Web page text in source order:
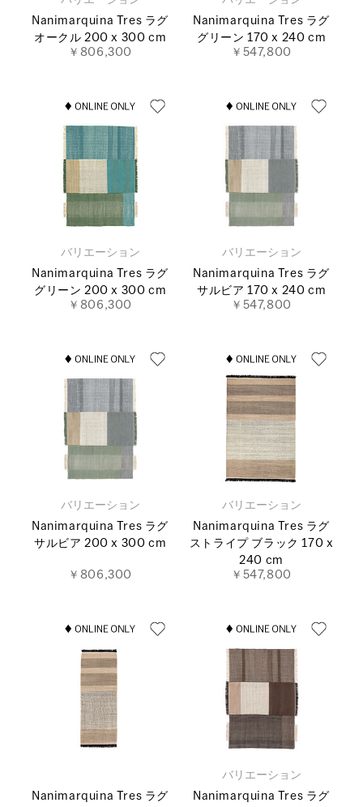
Nanimarquina Tres ラグ
オークル 200 x 300 cm
￥806,300
Nanimarquina Tres ラグ
グリーン 170 x 240 cm
￥547,800
バリエーション
Nanimarquina Tres ラグ
グリーン 200 x 300 cm
￥806,300
バリエーション
Nanimarquina Tres ラグ
サルビア 170 x 240 cm
￥547,800
バリエーション
Nanimarquina Tres ラグ
サルビア 200 x 300 cm
￥806,300
バリエーション
Nanimarquina Tres ラグ
ストライプ ブラック 170 x
240 cm
￥547,800
Nanimarquina Tres ラグ
バリエーション
Nanimarquina Tres ラグ